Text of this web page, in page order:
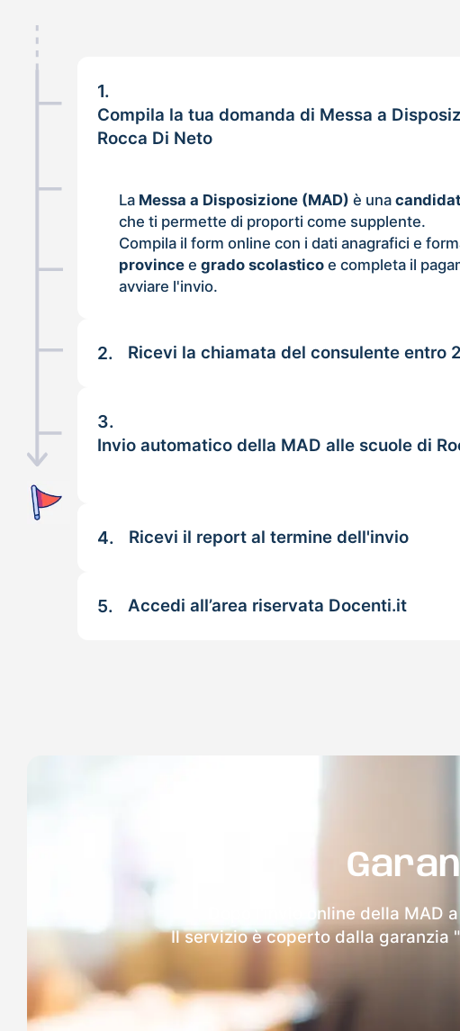
1.
Compila la tua domanda di Messa a
Rocca Di Neto
La Messa a Disposizione (MAD) è una
che ti permette di proporti come supplente.
Compila il form online con i dati anagrafici e
province egrado scolastico e completa il
avviare l'invio.
2. Ricevi la chiamata del consulente entro
3.
Invio automatico della MAD alle scuole di
4. Ricevi il report al termine dell'invio
5. Accedi all’area riservata Docenti.it
Dopo l'invio online della MAD
Il servizio è coperto dalla